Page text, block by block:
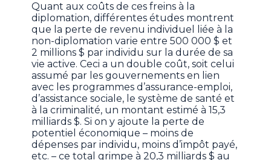
Quant aux coûts de ces freins à la
diplomation, différentes études montrent
que la perte de revenu individuel liée à la
non-diplomation varie entre 500 000 $ et
2 millions $ par individu sur la durée de sa
vie active. Ceci a un double coût, soit celui
assumé par les gouvernements en lien
avec les programmes d’assurance-emploi,
d’assistance sociale, le système de santé et
à la criminalité, un montant estimé à 15,3
milliards $. Si on y ajoute la perte de
potentiel économique – moins de
dépenses par individu, moins d’impôt payé,
etc. – ce total grimpe à 20,3 milliards $ au